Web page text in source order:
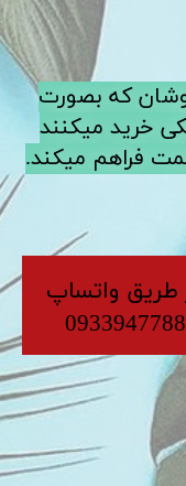
که بصورت
خرید میکنند
فراهم میکند.
طریق واتساپ